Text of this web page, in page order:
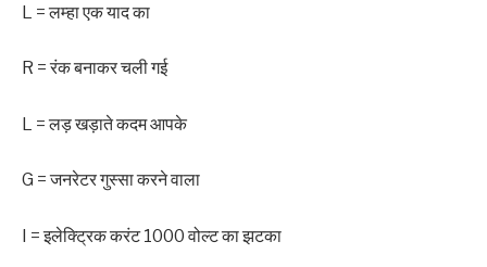
L = ‌‌‌लम्हा एक याद का
R = ‌‌‌रंक बनाकर चली गई
L = ‌‌‌लड़ खड़ाते कदम आपके
‌‌‌G = ‌‌‌जनरेटर गुस्सा करने वाला
I = ‌‌‌इलेक्टि्रक करंट 1000 वोल्ट का झटका